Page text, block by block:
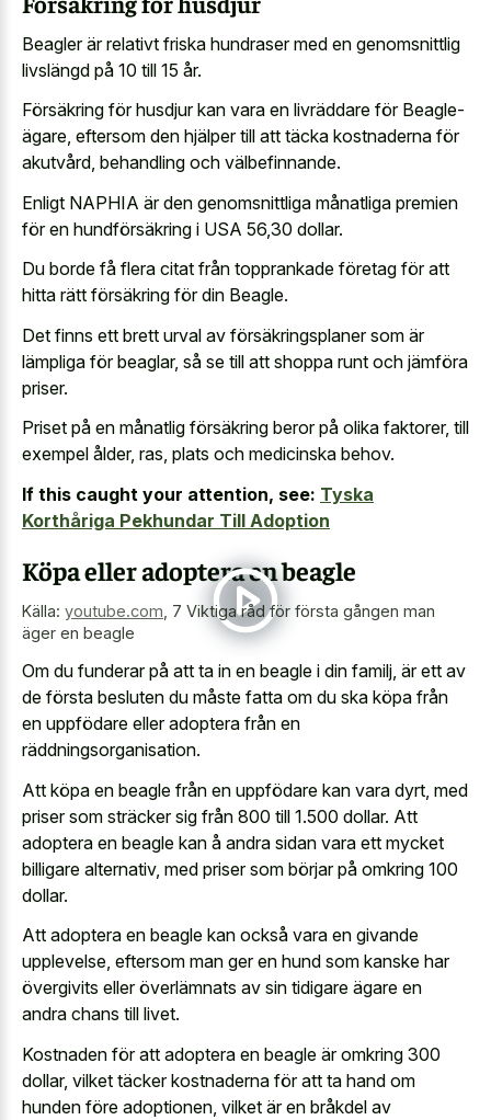
Beagler är relativt friska hundraser med en genomsnittlig
livslängd på 10 till 15 år.
Försäkring för husdjur kan vara en livräddare för Beagle-
ägare, eftersom den hjälper till att täcka kostnaderna för
akutvård, behandling och välbefinnande.
Enligt NAPHIA är den genomsnittliga månatliga premien
för en hundförsäkring i USA 56,30 dollar.
Du borde få flera citat från topprankade företag för att
hitta rätt försäkring för din Beagle.
Det finns ett brett urval av försäkringsplaner som är
lämpliga för beaglar, så se till att shoppa runt och jämföra
priser.
Priset på en månatlig försäkring beror på olika faktorer, till
exempel ålder, ras, plats och medicinska behov.
If this caught your attention, see: Tyska
Korthåriga Pekhundar Till Adoption
Köpa eller adoptera en beagle
Källa: youtube.com 7 Viktiga råd för första gången man
äger en beagle
Om du funderar på att ta in en beagle i din familj, är ett av
de första besluten du måste fatta om du ska köpa från
en uppfödare eller adoptera från en
räddningsorganisation.
Att köpa en beagle från en uppfödare kan vara dyrt, med
priser som sträcker sig från 800 till 1.500 dollar. Att
adoptera en beagle kan å andra sidan vara ett mycket
billigare alternativ, med priser som börjar på omkring 100
dollar.
Att adoptera en beagle kan också vara en givande
upplevelse, eftersom man ger en hund som kanske har
övergivits eller överlämnats av sin tidigare ägare en
andra chans till livet.
Kostnaden för att adoptera en beagle är omkring 300
dollar, vilket täcker kostnaderna för att ta hand om
hunden före adoptionen, vilket är en bråkdel av